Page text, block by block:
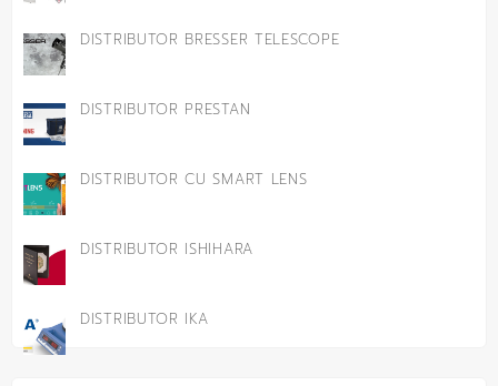
DISTRIBUTOR BRESSER TELESCOPE
DISTRIBUTOR PRESTAN
DISTRIBUTOR CU SMART LENS
DISTRIBUTOR ISHIHARA
DISTRIBUTOR IKA